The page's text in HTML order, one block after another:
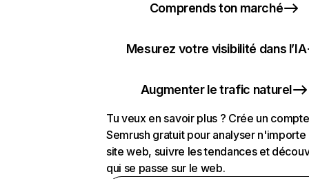
Comprends ton marché
Mesurez votre visibilité dans l’IA
Augmenter le trafic naturel
Tu veux en savoir plus ? Crée un compte
Semrush gratuit pour analyser n'importe
site web, suivre les tendances et
qui se passe sur le web.